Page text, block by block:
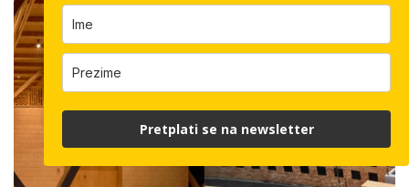
Pretplati se na newsletter